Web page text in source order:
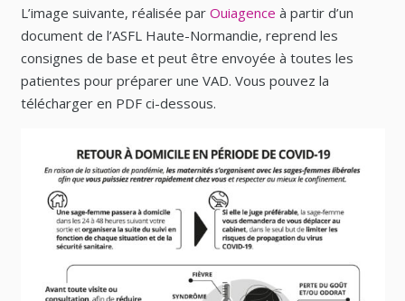
L’image suivante, réalisée par Ouiagence à partir d’un
document de l’ASFL Haute-Normandie, reprend les
consignes de base et peut être envoyée à toutes les
patientes pour préparer une VAD. Vous pouvez la
télécharger en PDF ci-dessous.